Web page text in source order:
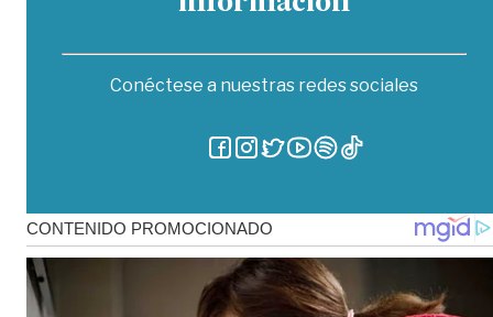
Conéctese a nuestras redes sociales